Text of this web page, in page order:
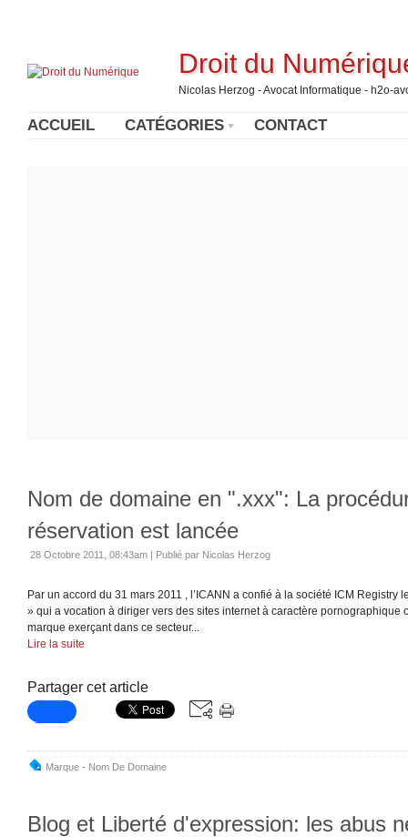
Droit du
Nicolas Herzog - Avocat Informatique - h2o-
ACCUEIL CATÉGORIES CONTACT
Nom de domaine en ".xxx": La
réservation est lancée
28 Octobre 2011, 08:43am | Publié par Nicolas Herzog
Par un accord du 31 mars 2011 , l’ICANN a confié à la société ICM Registry
» qui a vocation à diriger vers des sites internet à caractère pornographique
marque exerçant dans ce secteur...
Lire la suite
Partager cet article
Marque - Nom De Domaine
Blog et Liberté d'expression: les abus